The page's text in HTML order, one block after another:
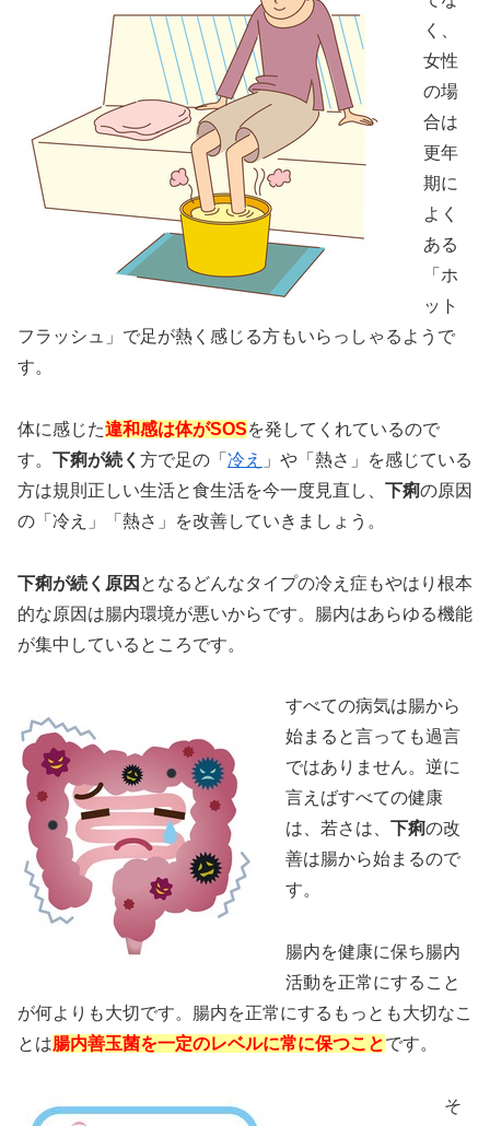
く、
女性
の場
合は
更年
期に
よく
ある
「ホ
ット
フラッシュ」で足が熱く感じる方もいらっしゃるようで
す。
体に感じた違和感は体がSOSを発してくれているので
す。 下痢が続く 方で足の「 冷え
」や「熱さ」を感じている
方は規則正しい生活と食生活を今一度見直し、 下痢の原因
の「冷え」「熱さ」を改善していきましょう。
下痢が続く原因 となるどんなタイプの冷え症もやはり根本
的な原因は腸内環境が悪いからです。腸内はあらゆる機能
が集中しているところです。
すべての病気は腸から
始まると言っても過言
ではありません。逆に
言えばすべての健康
は、若さは、 下痢の改
善は腸から始まるので
す。
腸内を健康に保ち腸内
活動を正常にすること
が何よりも大切です。腸内を正常にするもっとも大切なこ
とは腸内善玉菌を一定のレベルに常に保つことです。
そ